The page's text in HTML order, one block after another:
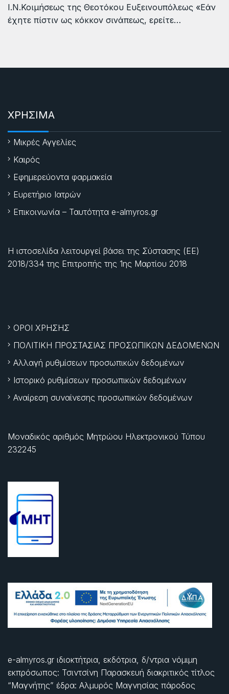
Ι.Ν.Κοιμήσεως της Θεοτόκου Ευξεινουπόλεως «Εάν
έχητε πίστιν ως κόκκον σινάπεως, ερείτε…
ΧΡΗΣΙΜΑ
Μικρές Αγγελίες
Καιρός
Εφημερεύοντα φαρμακεία
Ευρετήριο Ιατρών
Επικοινωνία – Ταυτότητα e-almyros.gr
Η ιστοσελίδα λειτουργεί βάσει της Σύστασης (ΕΕ)
2018/334 της Επιτροπής της 1ης Μαρτίου 2018
ΟΡΟΙ ΧΡΗΣΗΣ
ΠΟΛΙΤΙΚΗ ΠΡΟΣΤΑΣΙΑΣ ΠΡΟΣΩΠΙΚΩΝ ΔΕΔΟΜΕΝΩΝ
Αλλαγή ρυθμίσεων προσωπικών δεδομένων
Ιστορικό ρυθμίσεων προσωπικών δεδομένων
Αναίρεση συναίνεσης προσωπικών δεδομένων
Μοναδικός αριθμός Μητρώου Ηλεκτρονικού Τύπου
232245
e-almyros.gr ιδιοκτήτρια, εκδότρια, δ/ντρια νόμιμη
εκπρόσωπος: Τσιντσίνη Παρασκευή διακριτικός τίτλος
“Μαγνήτης” έδρα: Αλμυρός Μαγνησίας πάροδος